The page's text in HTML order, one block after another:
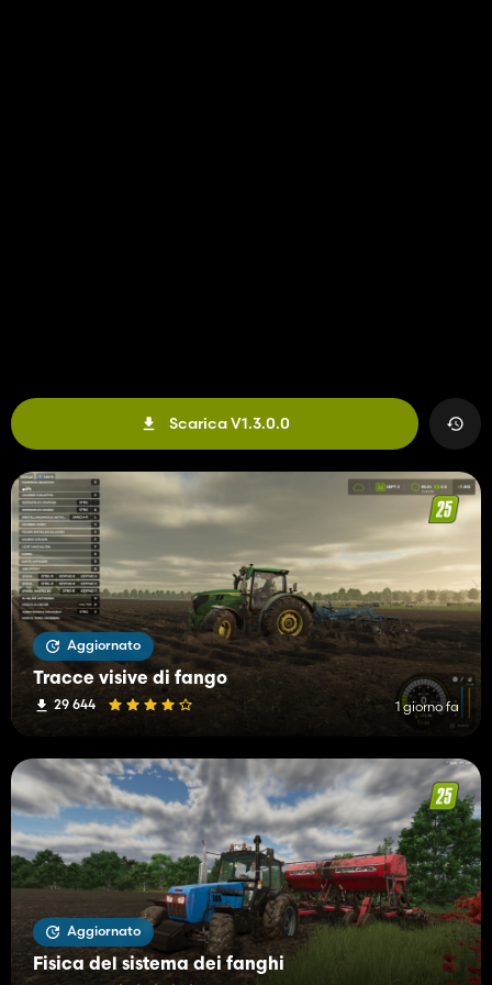
Scarica V1.3.0.0
Aggiornato
Tracce visive di fango
29 644 1 giorno fa
Aggiornato
Fisica del sistema dei fanghi